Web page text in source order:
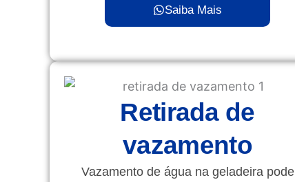
Saiba Mais
Retirada de
vazamento
Vazamento de água na geladeira pode